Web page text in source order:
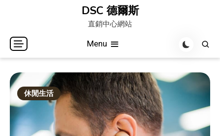
DSC 德爾斯
直銷中心網站
Menu
休閒生活